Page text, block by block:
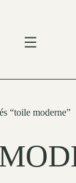
“toile moderne”